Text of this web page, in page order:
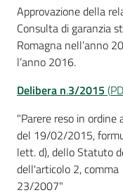
Per
i
media
Per
cittadini
Approvazione della
Consulta di garanzia
Romagna nell’anno
l’anno 2016.
Delibera n.3/2015 (
"Parere reso in
del 19/02/2015,
lett. d), dello Statuto
dell'articolo 2,
23/2007"